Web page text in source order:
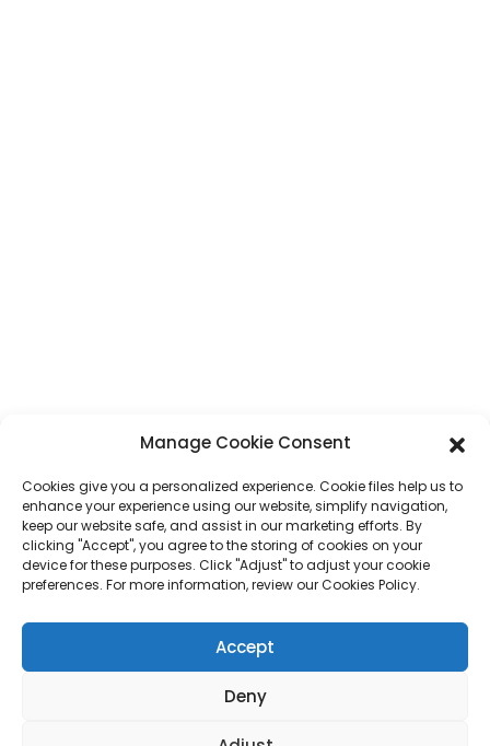
LIENS RAPIDES
À propos de nous
Environnements d'entreprise
FAQ
PRODUITS
Impression de livres
Planificateur
Impression de livres pour enfants
Impression de magazines
Sac cadeau
Autocollant
Manage Cookie Consent
Cookies give you a personalized experience. Cookie files help us to
enhance your experience using our website, simplify navigation,
keep our website safe, and assist in our marketing efforts. By
clicking "Accept", you agree to the storing of cookies on your
device for these purposes. Click "Adjust" to adjust your cookie
preferences. For more information, review our Cookies Policy.
Accept
Deny